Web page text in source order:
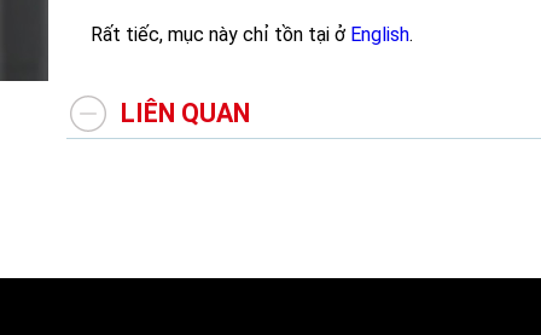
Rất tiếc, mục này chỉ tồn tại ở English.
LIÊN QUAN